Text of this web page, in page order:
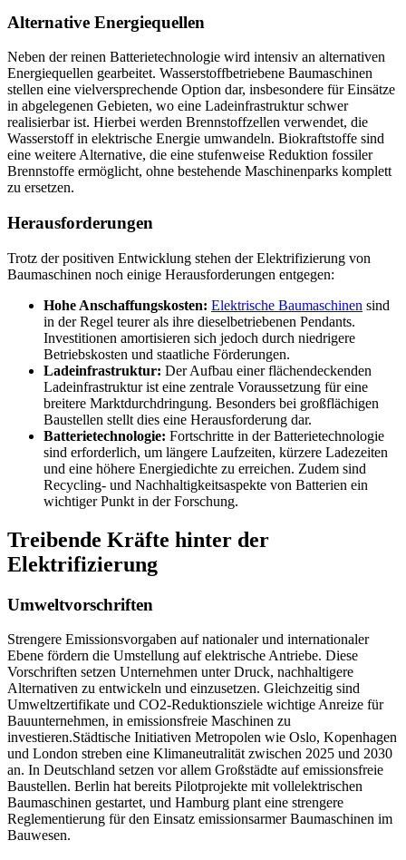
Alternative Energiequellen
Neben der reinen Batterietechnologie wird intensiv an alternativen
Energiequellen gearbeitet. Wasserstoffbetriebene Baumaschinen
stellen eine vielversprechende Option dar, insbesondere für Einsätze
in abgelegenen Gebieten, wo eine Ladeinfrastruktur schwer
realisierbar ist. Hierbei werden Brennstoffzellen verwendet, die
Wasserstoff in elektrische Energie umwandeln. Biokraftstoffe sind
eine weitere Alternative, die eine stufenweise Reduktion fossiler
Brennstoffe ermöglicht, ohne bestehende Maschinenparks komplett
zu ersetzen.
Herausforderungen
Trotz der positiven Entwicklung stehen der Elektrifizierung von
Baumaschinen noch einige Herausforderungen entgegen:
Hohe Anschaffungskosten: Elektrische Baumaschinen sind
in der Regel teurer als ihre dieselbetriebenen Pendants.
Investitionen amortisieren sich jedoch durch niedrigere
Betriebskosten und staatliche Förderungen.
Ladeinfrastruktur: Der Aufbau einer flächendeckenden
Ladeinfrastruktur ist eine zentrale Voraussetzung für eine
breitere Marktdurchdringung. Besonders bei großflächigen
Baustellen stellt dies eine Herausforderung dar.
Batterietechnologie: Fortschritte in der Batterietechnologie
sind erforderlich, um längere Laufzeiten, kürzere Ladezeiten
und eine höhere Energiedichte zu erreichen. Zudem sind
Recycling- und Nachhaltigkeitsaspekte von Batterien ein
wichtiger Punkt in der Forschung.
Treibende Kräfte hinter der
Elektrifizierung
Umweltvorschriften
Strengere Emissionsvorgaben auf nationaler und internationaler
Ebene fördern die Umstellung auf elektrische Antriebe. Diese
Vorschriften setzen Unternehmen unter Druck, nachhaltigere
Alternativen zu entwickeln und einzusetzen. Gleichzeitig sind
Umweltzertifikate und CO2-Reduktionsziele wichtige Anreize für
Bauunternehmen, in emissionsfreie Maschinen zu
investieren.Städtische Initiativen Metropolen wie Oslo, Kopenhagen
und London streben eine Klimaneutralität zwischen 2025 und 2030
an. In Deutschland setzen vor allem Großstädte auf emissionsfreie
Baustellen. Berlin hat bereits Pilotprojekte mit vollelektrischen
Baumaschinen gestartet, und Hamburg plant eine strengere
Reglementierung für den Einsatz emissionsarmer Baumaschinen im
Bauwesen.